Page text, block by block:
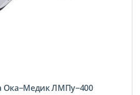
Ока−Медик ЛМПу−400